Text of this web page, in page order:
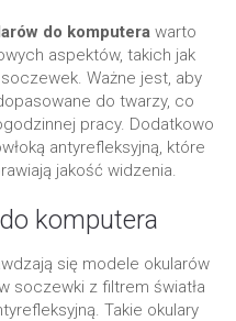
do komputerawarto
aspektów, takich jak
Ważne jest, aby
do twarzy, co
pracy. Dodatkowo
antyrefleksyjną, które
jakość widzenia.
komputera
się modele okularów
soczewki z filtrem światła
Takie okulary